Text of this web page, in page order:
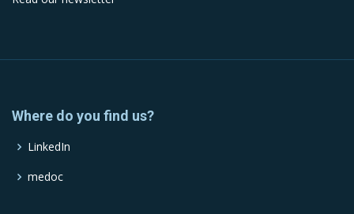
Where do you find us?
LinkedIn
medoc